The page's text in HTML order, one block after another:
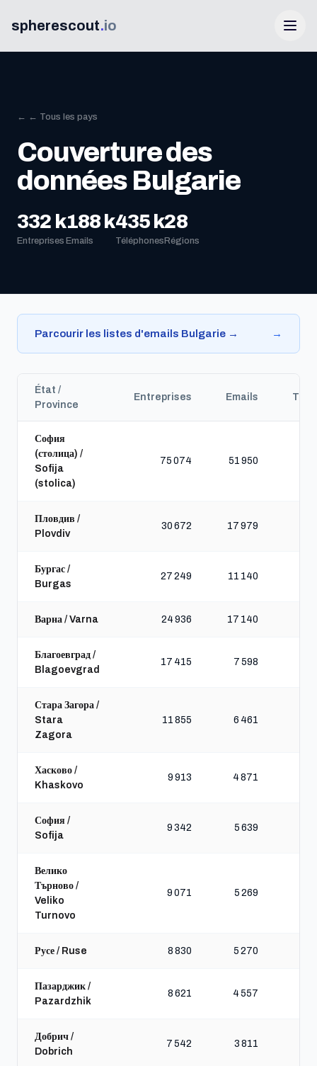
spherescout.io
Connexion
Obtenir 100 prospects gratuits
← ← Tous les pays
Couverture des
données Bulgarie
332 k
Entreprises
188 k
Emails
435 k
Téléphones
28
Régions
Parcourir les listes d'emails Bulgarie → →
État /
Province
Entreprises Emails
София
(столица) /
Sofija
(stolica)
75 074 51 950
Пловдив /
Plovdiv
30 672 17 979
Бургас /
Burgas
27 249 11 140
Варна / Varna 24 936 17 140
Благоевград /
Blagoevgrad
17 415 7 598
Стара Загора /
Stara
Zagora
11 855 6 461
Хасково /
Khaskovo
9 913 4 871
София /
Sofija
9 342 5 639
Велико
Търново /
Veliko
Turnovo
9 071 5 269
Русе / Ruse 8 830 5 270
Пазарджик /
Pazardzhik
8 621 4 557
Добрич /
Dobrich
7 542 3 811